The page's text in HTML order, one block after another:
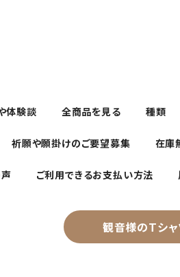
体験談 全商品を見る 種類
祈願や願掛けのご要望募集 在庫
ご利用できるお支払い方法
観音様のTシャ